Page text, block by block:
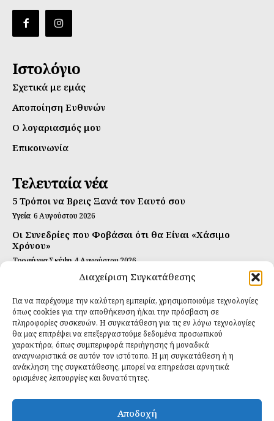
Διαχείριση Συγκατάθεσης
Για να παρέχουμε την καλύτερη εμπειρία, χρησιμοποιούμε τεχνολογίες
όπως cookies για την αποθήκευση ή/και την πρόσβαση σε
πληροφορίες συσκευών. Η συγκατάθεση για τις εν λόγω τεχνολογίες
θα μας επιτρέψει να επεξεργαστούμε δεδομένα προσωπικού
χαρακτήρα, όπως συμπεριφορά περιήγησης ή μοναδικά
αναγνωριστικά σε αυτόν τον ιστότοπο. Η μη συγκατάθεση ή η
ανάκληση της συγκατάθεσης, μπορεί να επηρεάσει αρνητικά
ορισμένες λειτουργίες και δυνατότητες.
Αποδοχή
Ιστολόγιο
Σχετικά με εμάς
Αποποίηση Ευθυνών
Ο λογαριασμός μου
Επικοινωνία
Τελευταία νέα
5 Τρόποι να Βρεις Ξανά τον Εαυτό σου
Υγεία 6 Αυγούστου 2026
Οι Συνεδρίες που Φοβάσαι ότι θα Είναι «Χάσιμο
Χρόνου»
Τροφή για Σκέψη 4 Αυγούστου 2026
Αυτή Είναι η Συνταγή για Τέλεια Κομπούτσα
Ιδανικές Τροφές 26 Ιουλίου 2026
Εγγραφείτε
ΕΓΓΡΑΦΉ